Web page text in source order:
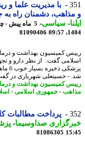
با مدیریت علما و ریش
دشمنان راه به جایی
-سیاسی-
81090406
کمیسیون بهداشت و درمان
گفت: از نظر دارو و
پزشکی
- حسینعلی شهریاری در گفت
کمیسیون بهداشت و درمان -
-جمهوری اسلامی-اسلامی
پرداخت مطالبات
صداوسیما-
81086305